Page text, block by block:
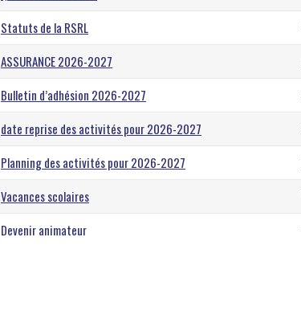
Statuts de la RSRL
ASSURANCE 2026-2027
Bulletin d’adhésion 2026-2027
date reprise des activités pour 2026-2027
Planning des activités pour 2026-2027
Vacances scolaires
Devenir animateur